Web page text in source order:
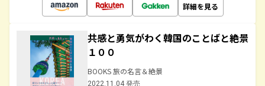
詳細を見る
共感と勇気がわく韓国のことばと絶景
１００
BOOKS 旅の名言＆絶景
2022.11.04 発売